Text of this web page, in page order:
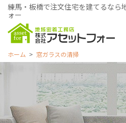
練馬・板橋で注文住宅を建てるなら
ォー
ホーム 窓ガラスの清掃